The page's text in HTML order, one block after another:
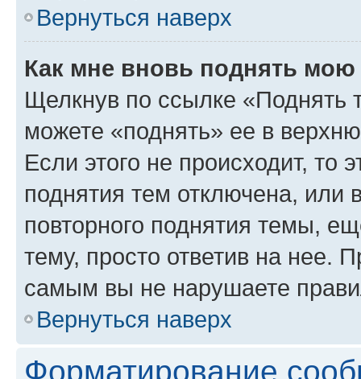
Вернуться наверх
Как мне вновь поднять мою
Щелкнув по ссылке «Поднять
можете «поднять» ее в
Если этого не происходит, то
поднятия тем отключена, или
повторного поднятия темы,
тему, просто ответив на нее.
самым вы не нарушаете
Вернуться наверх
Форматирование